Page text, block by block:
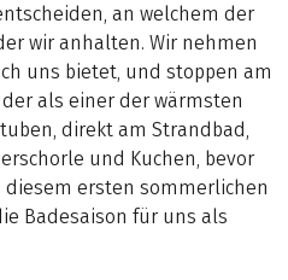
an welchem der
wir anhalten. Wir nehmen
uns bietet, und stoppen am
als einer der wärmsten
direkt am Strandbad,
und Kuchen, bevor
diesem ersten sommerlichen
Badesaison für uns als